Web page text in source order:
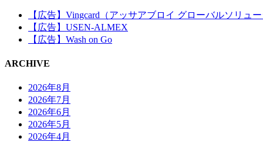
【広告】Vingcard（アッサアブロイ グローバルソリュ
【広告】USEN-ALMEX
【広告】Wash on Go
ARCHIVE
2026年8月
2026年7月
2026年6月
2026年5月
2026年4月